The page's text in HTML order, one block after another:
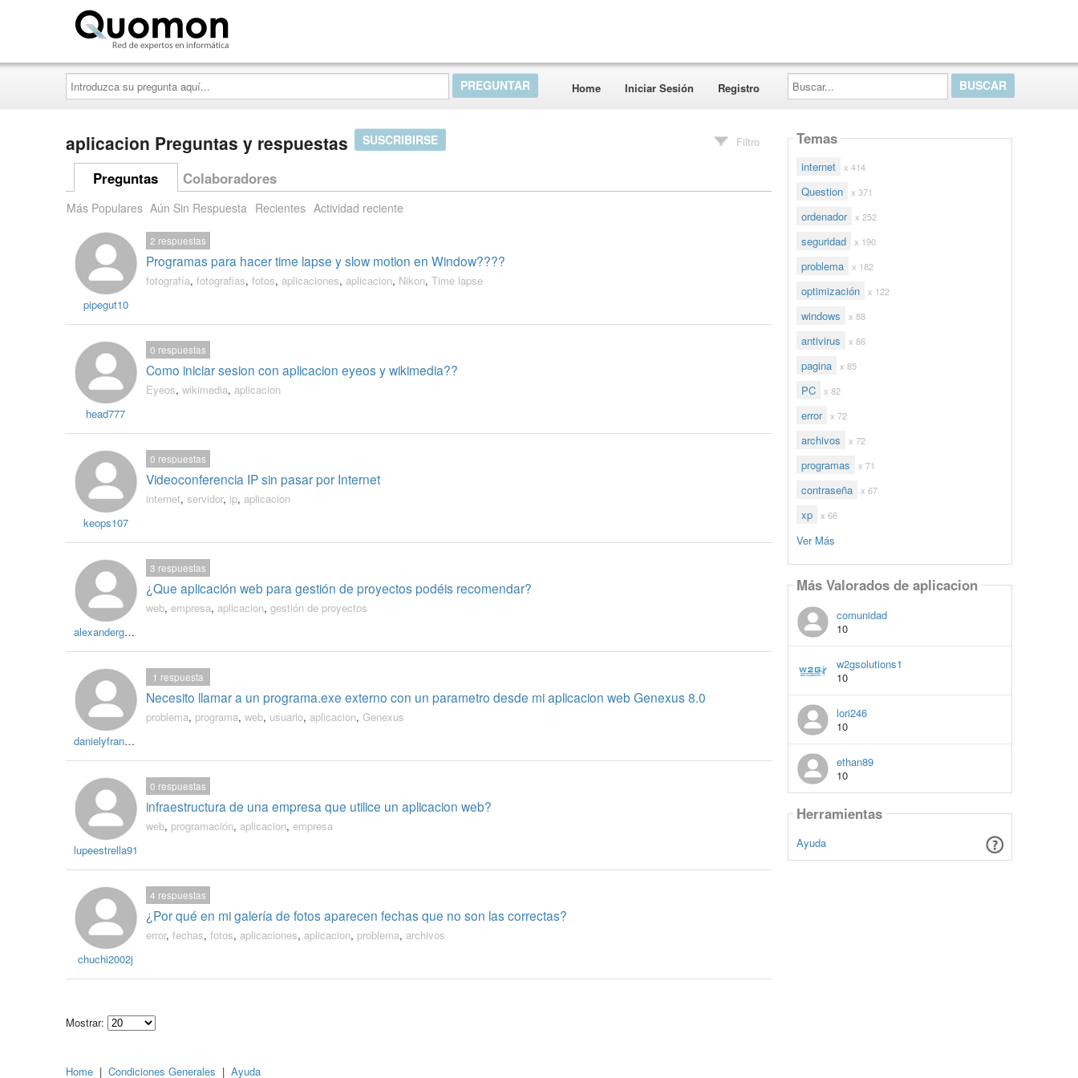
Introduzca
su
pregunta
aquí...
Home Iniciar Sesión Registro
Buscar...
aplicacion Preguntas y respuestas SUSCRIBIRSE Filtro
Preguntas Colaboradores
Más Populares Aún Sin Respuesta Recientes Actividad reciente
pipegut10
Programas para hacer time lapse y slow motion en Window????
2 respuestas
fotografía, fotografias, fotos, aplicaciones, aplicacion, Nikon, Time lapse
head777
Como iniciar sesion con aplicacion eyeos y wikimedia??
0 respuestas
Eyeos, wikimedia, aplicacion
keops107
Videoconferencia IP sin pasar por Internet
0 respuestas
internet, servidor, ip, aplicacion
alexandergalkin
¿Que aplicación web para gestión de proyectos podéis recomendar?
3 respuestas
web, empresa, aplicacion, gestión de proyectos
danielyfrancisca
Necesito llamar a un programa.exe externo con un parametro desde mi aplicacion web Genexus 8.0
1 respuesta
problema, programa, web, usuario, aplicacion, Genexus
lupeestrella91
infraestructura de una empresa que utilice un aplicacion web?
0 respuestas
web, programación, aplicacion, empresa
chuchi2002j
¿Por qué en mi galería de fotos aparecen fechas que no son las correctas?
4 respuestas
error, fechas, fotos, aplicaciones, aplicacion, problema, archivos
Mostrar:
many
Temas
internet x 414
Question x 371
ordenador x 252
seguridad x 190
problema x 182
optimización x 122
windows x 88
antivirus x 86
pagina x 85
PC x 82
error x 72
archivos x 72
programas x 71
contraseña x 67
xp x 66
Ver Más
Más Valorados de aplicacion
comunidad
10
w2gsolutions1
10
lori246
10
ethan89
10
Herramientas
Ayuda
Home | Condiciones Generales | Ayuda